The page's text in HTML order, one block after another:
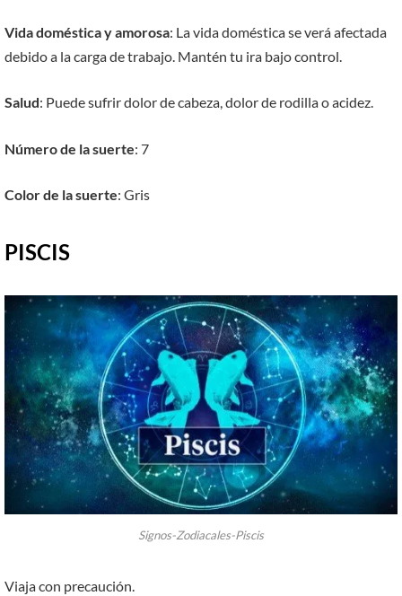
Vida doméstica y amorosa: La vida doméstica se verá afectada
debido a la carga de trabajo. Mantén tu ira bajo control.
Salud: Puede sufrir dolor de cabeza, dolor de rodilla o acidez.
Número de la suerte: 7
Color de la suerte: Gris
PISCIS
Signos-Zodiacales-Piscis
Viaja con precaución.